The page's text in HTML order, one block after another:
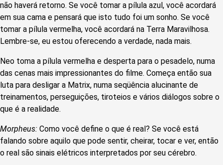
não haverá retorno. Se você tomar a pílula azul, você acordará
em sua cama e pensará que isto tudo foi um sonho. Se você
tomar a pílula vermelha, você acordará na Terra Maravilhosa.
Lembre-se, eu estou oferecendo a verdade, nada mais.
Neo toma a pílula vermelha e desperta para o pesadelo, numa
das cenas mais impressionantes do filme. Começa então sua
luta para desligar a Matrix, numa seqüência alucinante de
treinamentos, perseguições, tiroteios e vários diálogos sobre o
que é a realidade.
Morpheus: Como você define o que é real? Se você está
falando sobre aquilo que pode sentir, cheirar, tocar e ver, então
o real são sinais elétricos interpretados por seu cérebro.